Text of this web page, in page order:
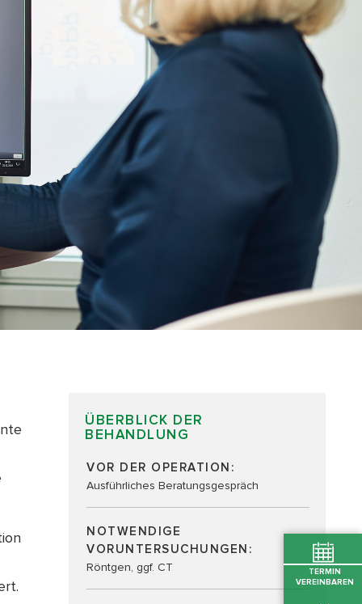
TERMIN
VEREINBAREN
ÜBERBLICK DER
BEHANDLUNG
VOR DER OPERATION:
Ausführliches Beratungsgespräch
NOTWENDIGE
VORUNTERSUCHUNGEN:
Röntgen, ggf. CT